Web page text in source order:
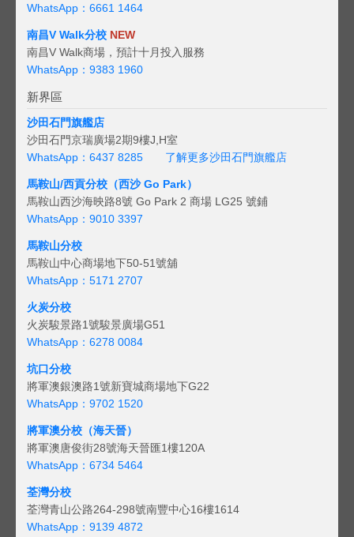
WhatsApp：6661 1464
南昌V Walk分校 NEW
南昌V Walk商場，預計十月投入服務
WhatsApp：9383 1960
新界區
沙田石門旗艦店
沙田石門京瑞廣場2期9樓J,H室
WhatsApp：6437 8285
了解更多沙田石門旗艦店
馬鞍山/西貢分校（西沙 Go Park）
馬鞍山西沙海映路8號 Go Park 2 商場 LG25 號鋪
WhatsApp：9010 3397
馬鞍山分校
馬鞍山中心商場地下50-51號舖
WhatsApp：5171 2707
火炭分校
火炭駿景路1號駿景廣場G51
WhatsApp：6278 0084
坑口分校
將軍澳銀澳路1號新寶城商場地下G22
WhatsApp：9702 1520
將軍澳分校（海天晉）
將軍澳唐俊街28號海天晉匯1樓120A
WhatsApp：6734 5464
荃灣分校
荃灣青山公路264-298號南豐中心16樓1614
WhatsApp：9139 4872